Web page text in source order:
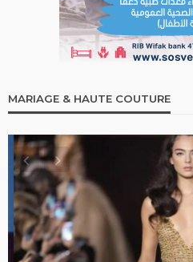
MARIAGE & HAUTE COUTURE